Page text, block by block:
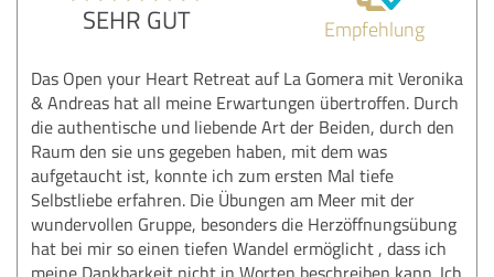
SEHR GUT Empfehlung
Das Open your Heart Retreat auf La Gomera mit Veronika
& Andreas hat all meine Erwartungen übertroffen. Durch
die authentische und liebende Art der Beiden, durch den
Raum den sie uns gegeben haben, mit dem was
aufgetaucht ist, konnte ich zum ersten Mal tiefe
Selbstliebe erfahren. Die Übungen am Meer mit der
wundervollen Gruppe, besonders die Herzöffnungsübung
hat bei mir so einen tiefen Wandel ermöglicht , dass ich